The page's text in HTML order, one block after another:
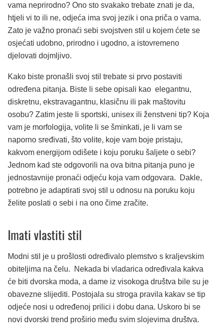
vama neprirodno? Ono sto svakako trebate znati je da,
htjeli vi to ili ne, odjeća ima svoj jezik i ona priča o vama.
Zato je važno pronaći sebi svojstven stil u kojem ćete se
osjećati udobno, prirodno i ugodno, a istovremeno
djelovati dojmljivo.
Kako biste pronašli svoj stil trebate si prvo postaviti
određena pitanja. Biste li sebe opisali kao elegantnu,
diskretnu, ekstravagantnu, klasičnu ili pak maštovitu
osobu? Zatim jeste li sportski, unisex ili ženstveni tip? Koja
vam je morfologija, volite li se šminkati, je li vam se
naporno sređivati, što volite, koje vam boje pristaju,
kakvom energijom odišete i koju poruku šaljete o sebi?
Jednom kad ste odgovorili na ova bitna pitanja puno je
jednostavnije pronaći odjeću koja vam odgovara. Dakle,
potrebno je adaptirati svoj stil u odnosu na poruku koju
želite poslati o sebi i na ono čime zračite.
Imati vlastiti stil
Modni stil je u prošlosti određivalo plemstvo s kraljevskim
obiteljima na čelu. Nekada bi vladarica određivala kakva
će biti dvorska moda, a dame iz visokoga društva bile su je
obavezne slijediti. Postojala su stroga pravila kakav se tip
odjeće nosi u određenoj prilici i dobu dana. Uskoro bi se
novi dvorski trend proširio među svim slojevima društva.